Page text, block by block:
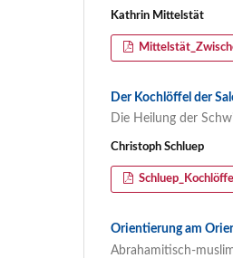
Kathrin Mittelstät
Der Kochlöffel der
Die Heilung der
Christoph Schluep
Orientierung am
Abrahamitisch-